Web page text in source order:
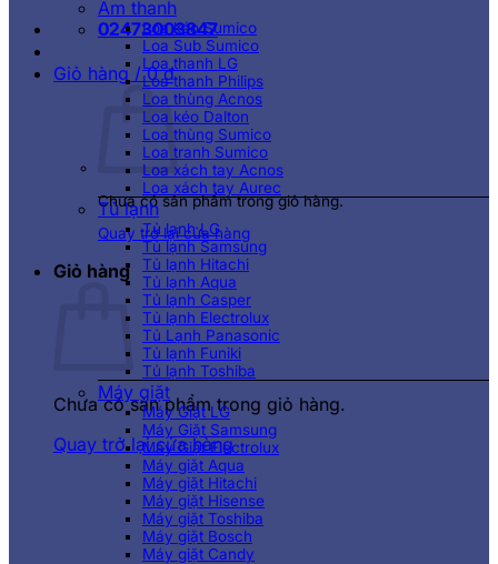
02473003847
Giỏ hàng /0₫
Chưa có sản phẩm trong giỏ hàng.
Quay trở lại cửa hàng
Giỏ hàng
Chưa có sản phẩm trong giỏ hàng.
Quay trở lại cửa hàng
Âm thanh
Loa kéo Sumico
Loa Sub Sumico
Loa thanh LG
Loa thanh Philips
Loa thùng Acnos
Loa kéo Dalton
Loa thùng Sumico
Loa tranh Sumico
Loa xách tay Acnos
Loa xách tay Aurec
Tủ lạnh
Tủ lạnh LG
Tủ lạnh Samsung
Tủ lạnh Hitachi
Tủ lạnh Aqua
Tủ lạnh Casper
Tủ lạnh Electrolux
Tủ Lạnh Panasonic
Tủ lạnh Funiki
Tủ lạnh Toshiba
Máy giặt
Máy Giặt LG
Máy Giặt Samsung
Máy Giặt Electrolux
Máy giặt Aqua
Máy giặt Hitachi
Máy giặt Hisense
Máy giặt Toshiba
Máy giặt Bosch
Máy giặt Candy